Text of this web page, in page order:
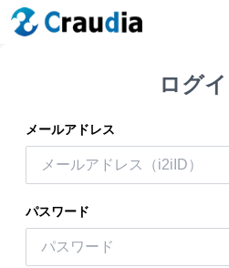
ログ
メールアドレス
パスワード